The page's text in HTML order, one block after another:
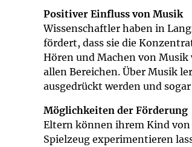
Positiver Einfluss von Musik
Wissenschaftler haben in
fördert, dass sie die
Hören und Machen von
allen Bereichen. Über Musik
ausgedrückt werden und
Möglichkeiten der Förderung
Eltern können ihrem Kind
Spielzeug experimentieren